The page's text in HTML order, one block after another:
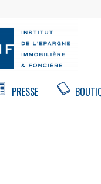
PRESSE